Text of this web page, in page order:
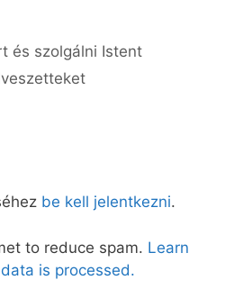
és szolgálni Istent
be kell jelentkezni.
to reduce spam. Learn
is processed.